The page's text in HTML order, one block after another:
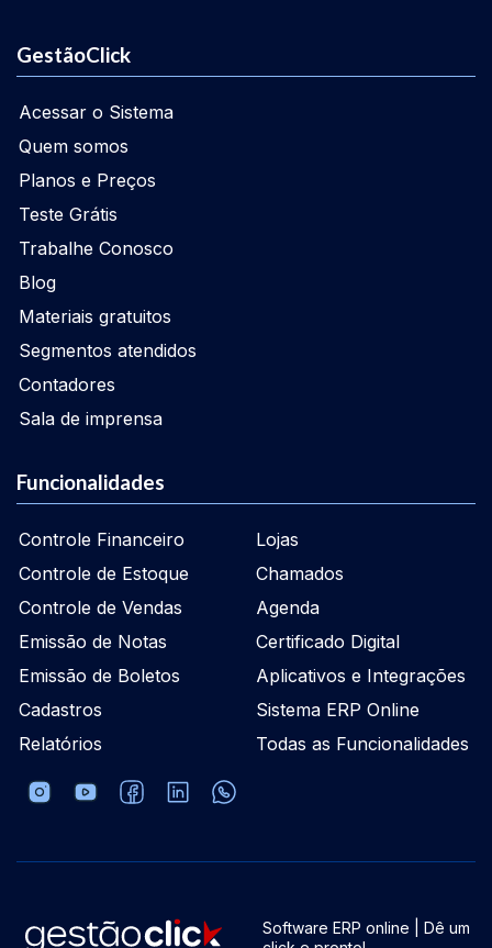
GestãoClick
Acessar o Sistema
Quem somos
Planos e Preços
Teste Grátis
Trabalhe Conosco
Blog
Materiais gratuitos
Segmentos atendidos
Contadores
Sala de imprensa
Funcionalidades
Controle Financeiro
Controle de Estoque
Controle de Vendas
Emissão de Notas
Emissão de Boletos
Cadastros
Relatórios
Lojas
Chamados
Agenda
Certificado Digital
Aplicativos e Integrações
Sistema ERP Online
Todas as Funcionalidades
Software ERP online | Dê um